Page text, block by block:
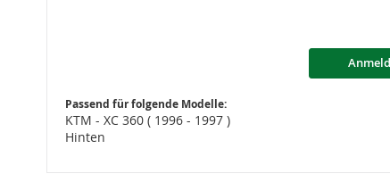
Passend für folgende Modelle:
KTM - XC 360 ( 1996 - 1997 )
Hinten